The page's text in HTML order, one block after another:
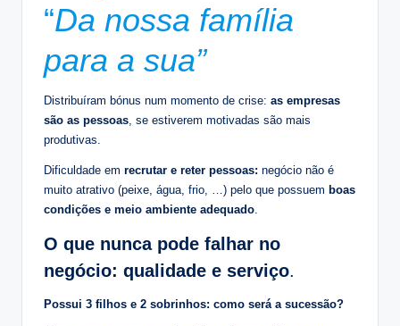
“Da nossa família
para a sua”
Distribuíram bónus num momento de crise: as empresas
são as pessoas , se estiverem motivadas são mais
produtivas.
Dificuldade em recrutar e reter pessoas: negócio não é
muito atrativo (peixe, água, frio, …) pelo que possuem boas
condições e meio ambiente adequado
O que nunca pode falhar no
negócio: qualidade e serviço.
Possui 3 filhos e 2 sobrinhos: como será a sucessão?